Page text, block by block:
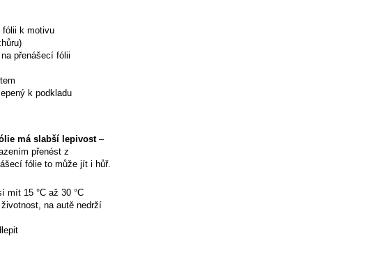
fólii k motivu
přenášecí fólii
k podkladu
má slabší lepivost–
přenést z
fólie to může jít i hůř.
mít 15 °C až 30 °C
na autě nedrží